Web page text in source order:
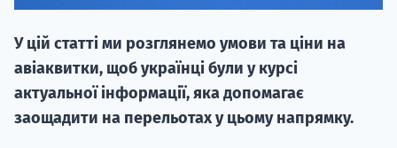
У цій статті ми розглянемо умови та ціни на
авіаквитки, щоб українці були у курсі
актуальної інформації, яка допомагає
заощадити на перельотах у цьому напрямку.